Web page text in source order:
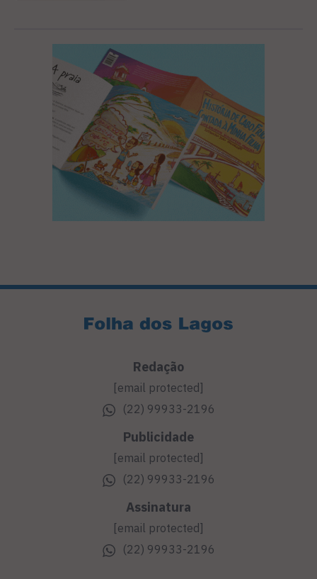
Redação
[email protected]
(22) 99933-2196
Publicidade
[email protected]
(22) 99933-2196
Assinatura
[email protected]
(22) 99933-2196